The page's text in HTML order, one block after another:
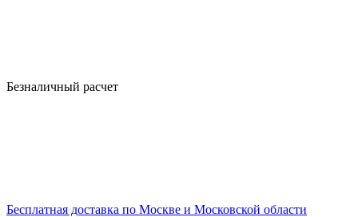
Безналичный расчет
Бесплатная доставка по Москве и Московской области